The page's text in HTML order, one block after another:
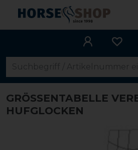
GRÖSSENTABELLE
UFGLOCKEN